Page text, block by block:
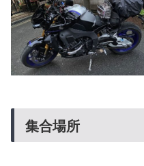
集合場所